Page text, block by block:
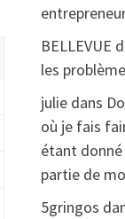
BELLEVUE
les
juliedans
où je fais
étant donné
partie de
5gringos